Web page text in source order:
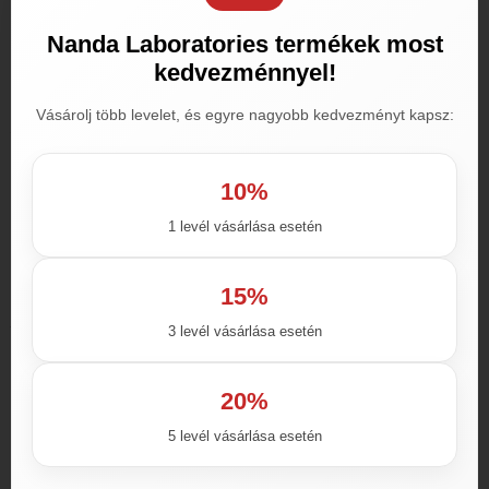
és olcsóbb árak mellett
forgalmazzák.Nálunk dönthet
szabadon, hogy melyiket is
hatásosak. A beszállítóink évek óta
Az utángyártott termékeket egy
kisebb példával illusztrálvaúgy
lehet a valóságban elképzelni, hogy
ha vásárol bármely webáruházban
Nanda Laboratories termékek most
kedvezménnyel!
Vásárolj több levelet, és egyre nagyobb kedvezményt kapsz:
10%
1 levél vásárlása esetén
15%
3 levél vásárlása esetén
20%
5 levél vásárlása esetén